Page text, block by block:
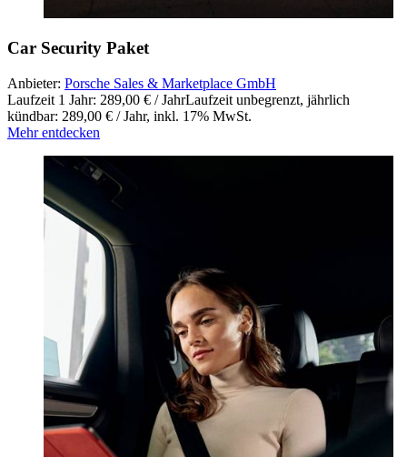
Car Security Paket
Anbieter: Porsche Sales & Marketplace GmbH
Laufzeit 1 Jahr: 289,00 € / JahrLaufzeit unbegrenzt, jährlich
kündbar: 289,00 € / Jahr, inkl. 17% MwSt.
Mehr entdecken